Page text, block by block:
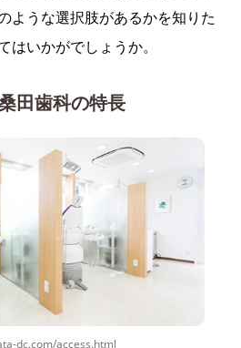
ような選択肢があるかを知りた
はいかがでしょうか。
田歯科の特長
dc.com/access.html